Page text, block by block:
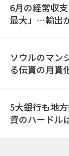
6月の経常収
最大」…輸出
ソウルのマン
る伝貰の月貰
5大銀行も地
資のハードル